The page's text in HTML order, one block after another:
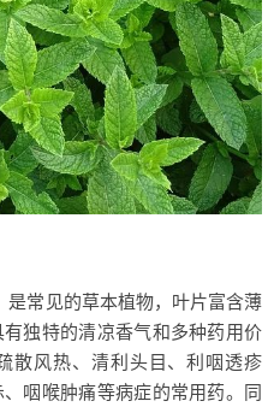
是常见的草本植物，叶片富含薄
独特的清凉香气和多种药用价
散风热、清利头目、利咽透疹
咽喉肿痛等病症的常用药。同